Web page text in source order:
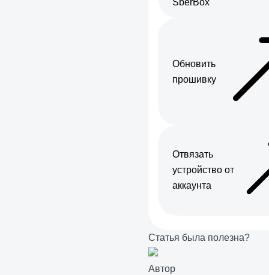
Обновить
прошивку
Отвязать
устройство от
аккаунта
Статья была полезна?
Автор